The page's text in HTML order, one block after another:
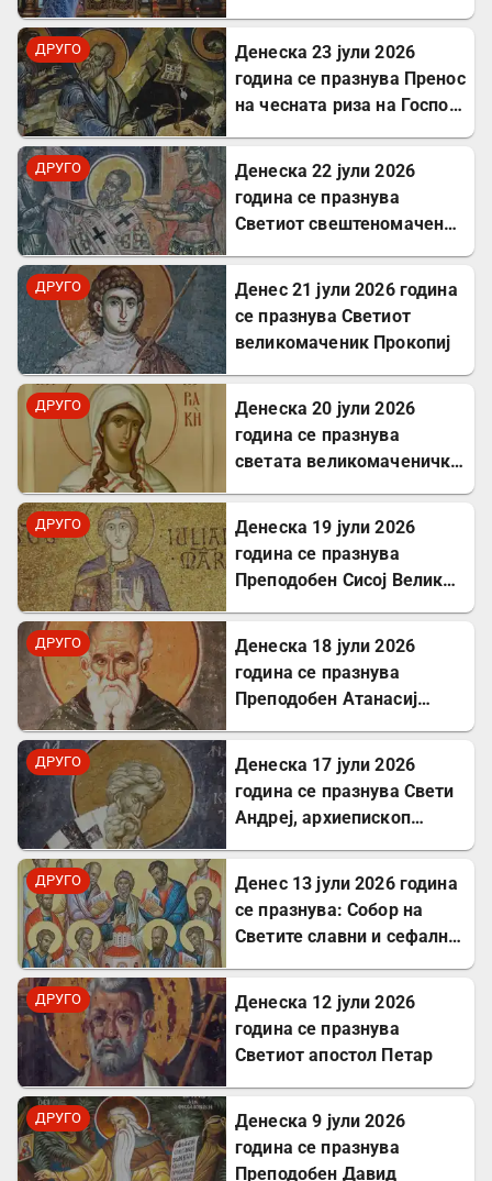
ДРУГО
Денеска 23 јули 2026
година се празнува Пренос
на чесната риза на Господ
ДРУГО
Денеска 22 јули 2026
година се празнува
Светиот свештеномаченик
ДРУГО
Денес 21 јули 2026 година
се празнува Светиот
великомаченик Прокопиј
ДРУГО
Денеска 20 јули 2026
година се празнува
светата великомаченичка
ДРУГО
Денеска 19 јули 2026
година се празнува
Преподобен Сисој Велики:
воскреснуваше мртви
ДРУГО
Денеска 18 јули 2026
година се празнува
Преподобен Атанасиј
ДРУГО
Денеска 17 јули 2026
година се празнува Свети
Андреј, архиепископ
ДРУГО
Денес 13 јули 2026 година
се празнува: Собор на
Светите славни и сефални
ДРУГО
Денеска 12 јули 2026
година се празнува
Светиот апостол Петар
ДРУГО
Денеска 9 јули 2026
година се празнува
Преподобен Давид